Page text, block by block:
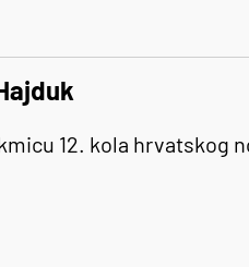
12. kola hrvatskog